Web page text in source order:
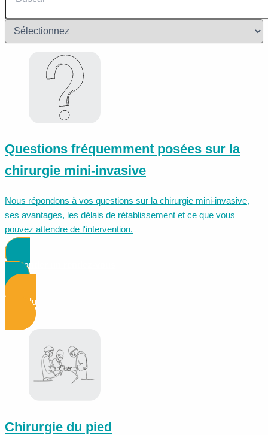
Questions fréquemment posées sur la
chirurgie mini-invasive
Nous répondons à vos questions sur la chirurgie mini-invasive,
ses avantages, les délais de rétablissement et ce que vous
pouvez attendre de l'intervention.
Demander un rendez-vous
Voir plus d'informations
Chirurgie du pied